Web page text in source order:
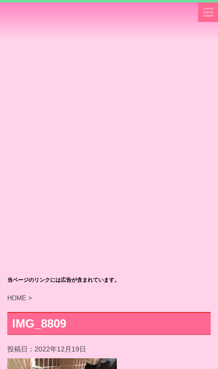
当ページのリンクには広告が含まれています。
HOME >
IMG_8809
投稿日： 2022年12月19日